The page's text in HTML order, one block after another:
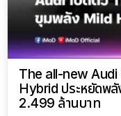
The all-new
Hybrid ประหยัดพ
2.499 ล้านบาท